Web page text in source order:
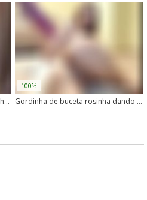
Novinha de bunda grande adora chupar cachorro
100%
Gordinha de buceta rosinha dando para um cachorro